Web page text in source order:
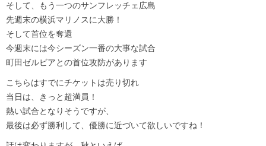
そして、もう一つのサンフレッチェ広島
先週末の横浜マリノスに大勝！
そして首位を奪還
今週末には今シーズン一番の大事な試合
町田ゼルビアとの首位攻防があります
こちらはすでにチケットは売り切れ
当日は、きっと超満員！
熱い試合となりそうですが、
最後は必ず勝利して、優勝に近づいて欲しいですね！